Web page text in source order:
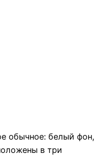
обычное: белый фон,
в три